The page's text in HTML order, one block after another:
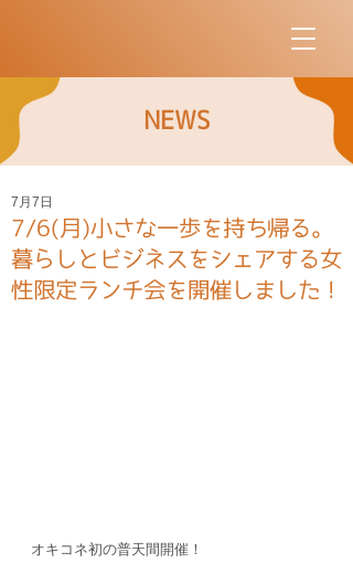
NEWS
7/6(月)小さな一歩を持ち帰る。
暮らしとビジネスをシェアする女
性限定ランチ会を開催しました！
7月7日
オキコネ初の普天間開催！